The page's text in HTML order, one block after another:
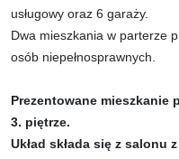
usługowy oraz 6 garaży.
Dwa mieszkania w parterze
osób niepełnosprawnych.
Prezentowane mieszkanie
3. piętrze.
Układ składa się z salonu